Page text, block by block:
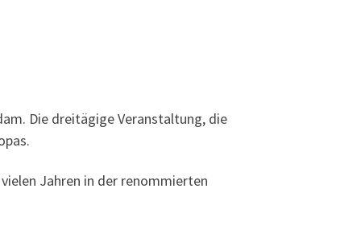
Die dreitägige Veranstaltung, die
Jahren in der renommierten